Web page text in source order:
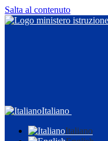
Salta al contenuto
Italiano
Italiano